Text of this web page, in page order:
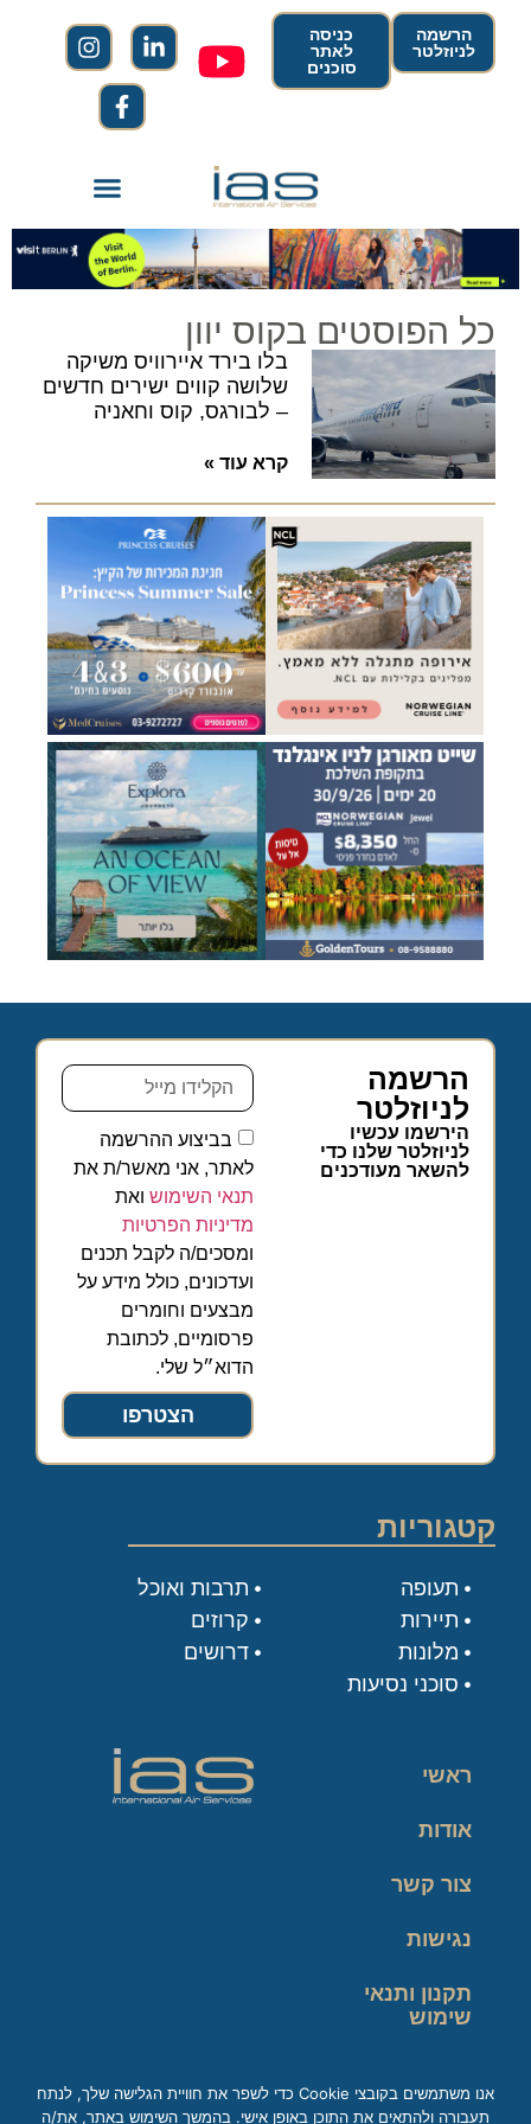
הרשמה
לניוזלטר
כניסה
לאתר
סוכנים
כל הפוסטים בקוס יוון
בלו בירד איירוויס משיקה
שלושה קווים ישירים חדשים
– לבורגס, קוס וחאניה
קרא עוד »
הרשמה
לניוזלטר
הירשמו עכשיו
לניוזלטר שלנו כדי
להשאר מעודכנים
בביצוע ההרשמה
לאתר, אני מאשר/ת את
תנאי השימוש ואת
מדיניות הפרטיות
ומסכים/ה לקבל תכנים
ועדכונים, כולל מידע על
מבצעים וחומרים
פרסומיים, לכתובת
הדוא״ל שלי.
הצטרפו
קטגוריות
תעופה
תיירות
מלונות
סוכני נסיעות
תרבות ואוכל
קרוזים
דרושים
ראשי
אודות
צור קשר
נגישות
תקנון ותנאי
שימוש
אנו משתמשים בקובצי Cookie כדי לשפר את חוויית הגלישה שלך, לנתח
תעבורה ולהתאים את התוכן באופן אישי. בהמשך השימוש באתר, את/ה